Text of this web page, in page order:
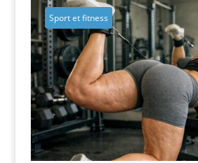
Sport et fitness